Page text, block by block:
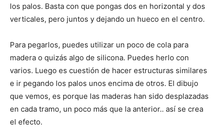
los palos. Basta con que pongas dos en horizontal y dos
verticales, pero juntos y dejando un hueco en el centro.
Para pegarlos, puedes utilizar un poco de cola para
madera o quizás algo de silicona. Puedes herlo con
varios. Luego es cuestión de hacer estructuras similares
e ir pegando los palos unos encima de otros. El dibujo
que vemos, es porque las maderas han sido desplazadas
en cada tramo, un poco más que la anterior.. así se crea
el efecto.